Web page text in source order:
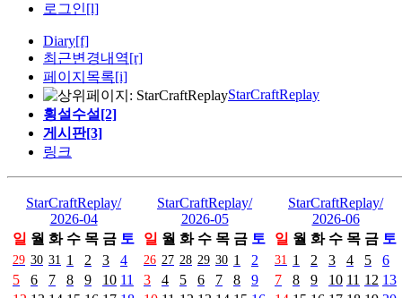
로그인[l]
Diary[f]
최근변경내역[r]
페이지목록[i]
StarCraftReplay
횡설수설[2]
게시판[3]
링크
StarCraftReplay/
2026-04
일 월 화 수 목 금 토
29 30 31 1 2 3
4
5
6 7 8 9 10 11
StarCraftReplay/
2026-05
일 월 화 수 목 금 토
26 27 28 29 30 1
2
3
4 5 6 7 8
9
StarCraftReplay/
2026-06
일 월 화 수 목 금 토
31 1 2 3 4 5
6
7
8 9 10 11 12 13